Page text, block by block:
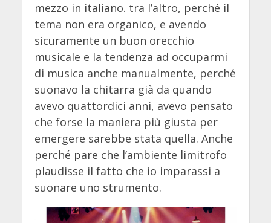
mezzo in italiano. tra l’altro, perché il
tema non era organico, e avendo
sicuramente un buon orecchio
musicale e la tendenza ad occuparmi
di musica anche manualmente, perché
suonavo la chitarra già da quando
avevo quattordici anni, avevo pensato
che forse la maniera più giusta per
emergere sarebbe stata quella. Anche
perché pare che l’ambiente limitrofo
plaudisse il fatto che io imparassi a
suonare uno strumento.